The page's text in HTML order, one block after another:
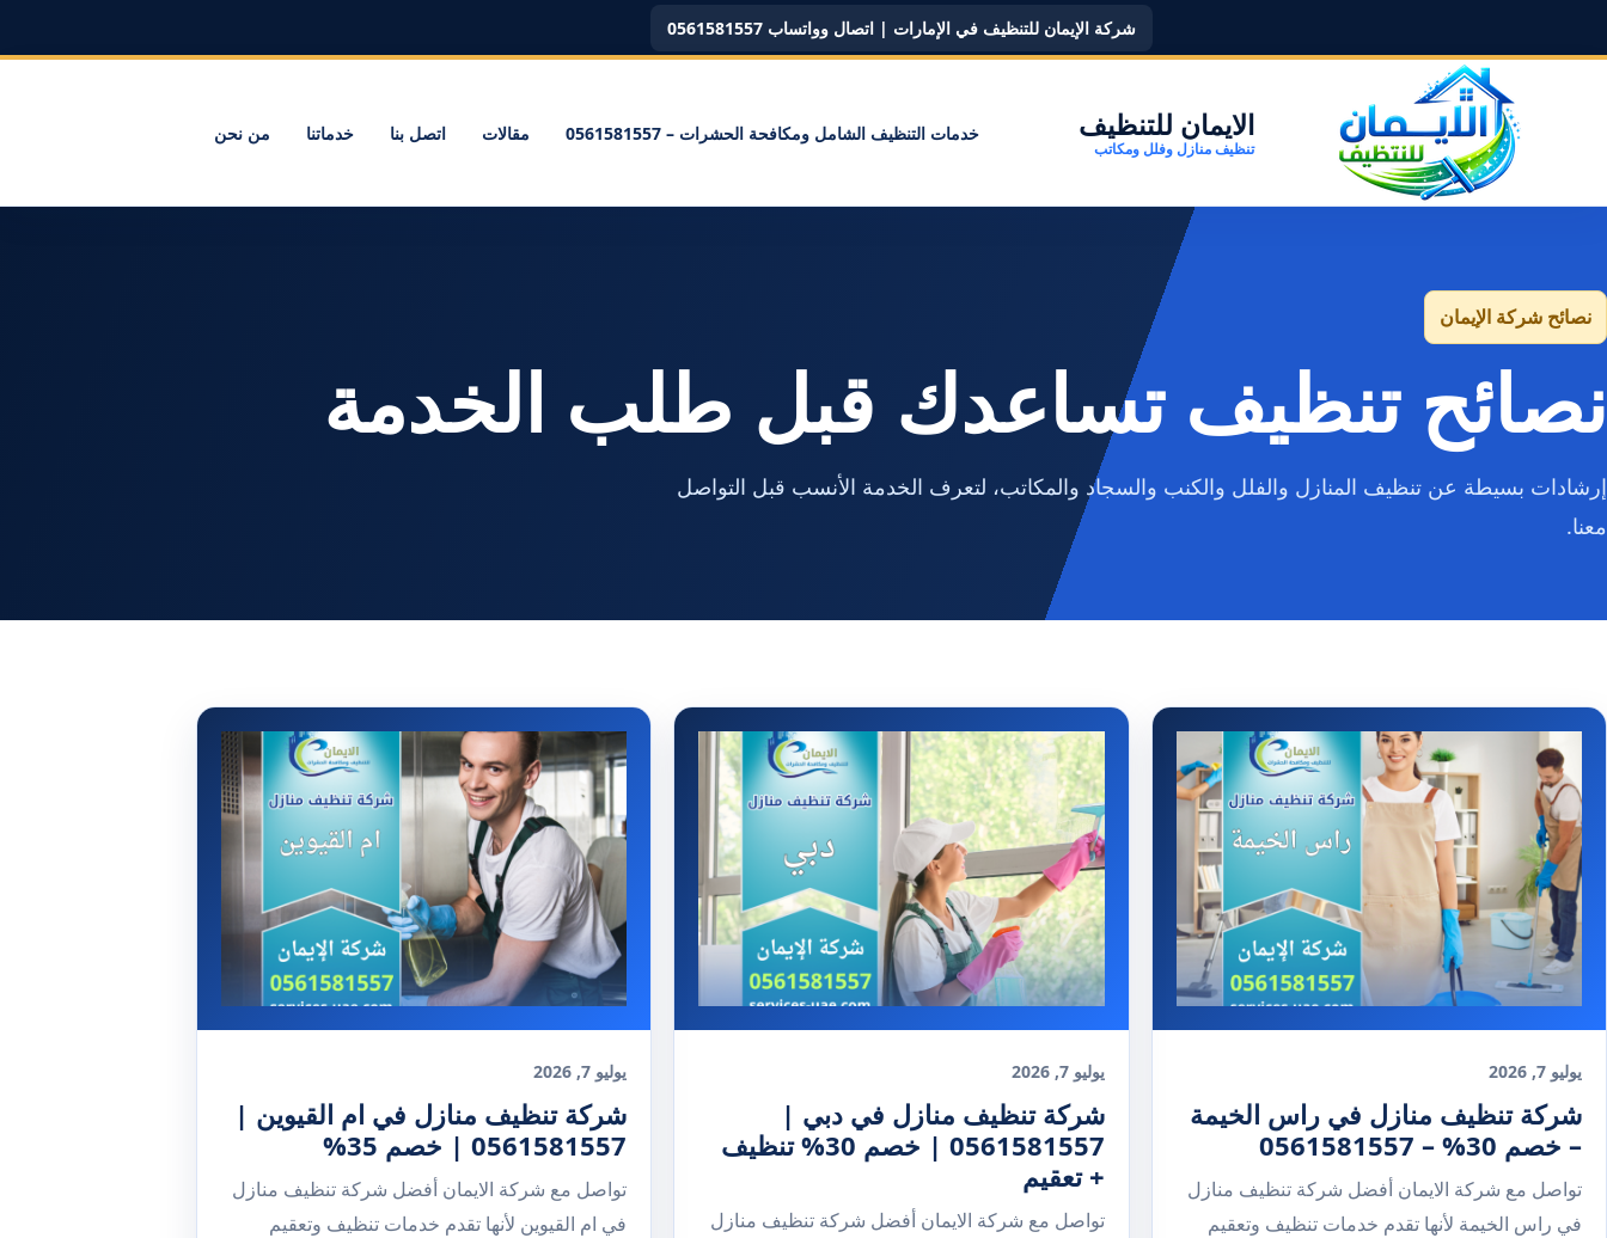
شركة الإيمان للتنظيف في الإمارات | اتصال وواتساب 0561581557
الايمان للتنظيف
تنظيف منازل وفلل ومكاتب
خدمات التنظيف الشامل ومكافحة الحشرات – 0561581557 مقالات اتصل بنا خدماتنا من نحن
نصائح شركة الإيمان
نصائح تنظيف تساعدك قبل طلب الخدمة
إرشادات بسيطة عن تنظيف المنازل والفلل والكنب والسجاد والمكاتب، لتعرف الخدمة الأنسب قبل التواصل
معنا.
يوليو 7, 2026
شركة تنظيف منازل في راس الخيمة
– خصم 30% – 0561581557
تواصل مع شركة الايمان أفضل شركة تنظيف منازل
في راس الخيمة لأنها تقدم خدمات تنظيف وتعقيم
يوليو 7, 2026
شركة تنظيف منازل في دبي |
0561581557 | خصم 30% تنظيف
+ تعقيم
تواصل مع شركة الايمان أفضل شركة تنظيف منازل
يوليو 7, 2026
شركة تنظيف منازل في ام القيوين |
0561581557 | خصم 35%
تواصل مع شركة الايمان أفضل شركة تنظيف منازل
في ام القيوين لأنها تقدم خدمات تنظيف وتعقيم